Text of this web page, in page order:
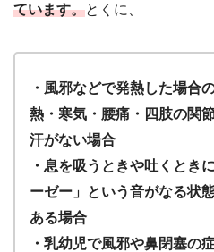
ています。とくに、
・風邪などで発熱した場合
熱・寒気・腰痛・四肢の関
汗がない場合
・息を吸うときや吐くとき
ーゼー」という音がなる状
ある場合
・乳幼児で風邪や鼻閉塞の